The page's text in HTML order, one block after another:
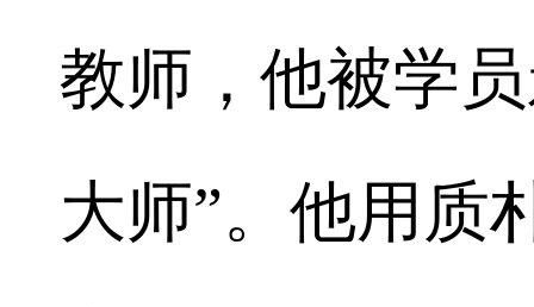
教师，他被学
大师”。他用质